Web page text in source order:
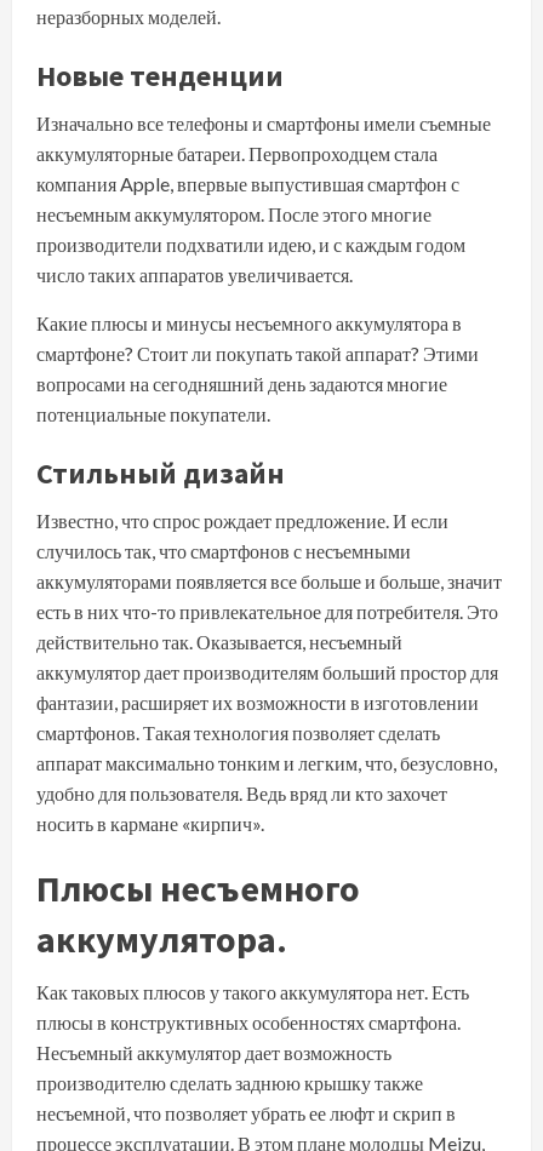
неразборных моделей.
Новые тенденции
Изначально все телефоны и смартфоны имели съемные
аккумуляторные батареи.Первопроходцем стала
компания Apple, впервые выпустившая смартфон с
несъемным аккумулятором. После этого многие
производители подхватили идею, и с каждым годом
число таких аппаратов увеличивается.
Какие плюсы и минусы несъемного аккумулятора в
смартфоне? Стоит ли покупать такой аппарат? Этими
вопросами на сегодняшний день задаются многие
потенциальные покупатели.
Стильный дизайн
Известно, что спрос рождает предложение. И если
случилось так, что смартфонов с несъемными
аккумуляторами появляется все больше и больше, значит
есть в них что-то привлекательное для потребителя. Это
действительно так. Оказывается, несъемный
аккумулятор дает производителям больший простор для
фантазии, расширяет их возможности в изготовлении
смартфонов. Такая технология позволяет сделать
аппарат максимально тонким и легким, что, безусловно,
удобно для пользователя. Ведь вряд ли кто захочет
носить в кармане «кирпич».
Плюсы несъемного
аккумулятора.
Как таковых плюсов у такого аккумулятора нет. Есть
плюсы в конструктивных особенностях смартфона.
Несъемный аккумулятор дает возможность
производителю сделать заднюю крышку также
несъемной, что позволяет убрать ее люфт и скрип в
процессе эксплуатации. В этом плане молодцы Meizu,